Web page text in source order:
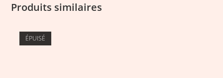
Produits similaires
ÉPUISÉ